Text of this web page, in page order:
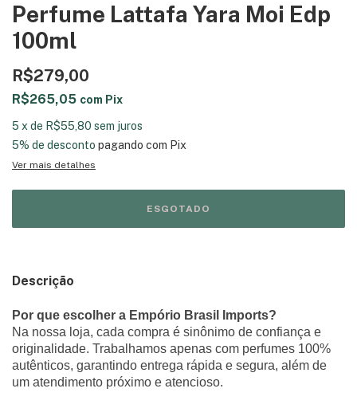
Perfume Lattafa Yara Moi Edp
100ml
R$279,00
R$265,05 com Pix
5 xde R$55,80 sem juros
5% de desconto pagando com Pix
Ver mais detalhes
Descrição
Por que escolher a Empório Brasil Imports?
Na nossa loja, cada compra é sinônimo de confiança e
originalidade. Trabalhamos apenas com perfumes 100%
autênticos, garantindo entrega rápida e segura, além de
um atendimento próximo e atencioso.